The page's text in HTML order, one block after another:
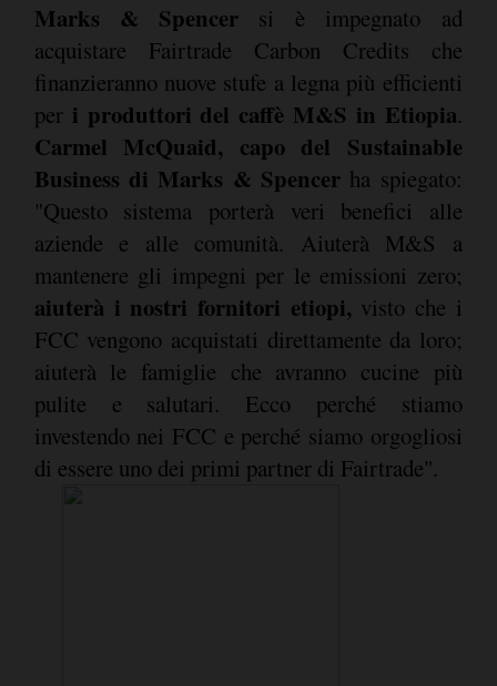
Marks & Spencersi è impegnato ad
acquistare Fairtrade Carbon Credits che
finanzieranno nuove stufe a legna più efficienti
peri produttori del caffè M&S in Etiopia.
Carmel McQuaid, capo del Sustainable
Business di Marks & Spencerha spiegato:
"Questo sistema porterà veri benefici alle
aziende e alle comunità. Aiuterà M&S a
mantenere gli impegni per le emissioni zero;
aiuterà i nostri fornitori etiopi, visto che i
FCC vengono acquistati direttamente da loro;
aiuterà le famiglie che avranno cucine più
pulite e salutari. Ecco perché stiamo
investendo nei FCC e perché siamo orgogliosi
di essere uno dei primi partner di Fairtrade".